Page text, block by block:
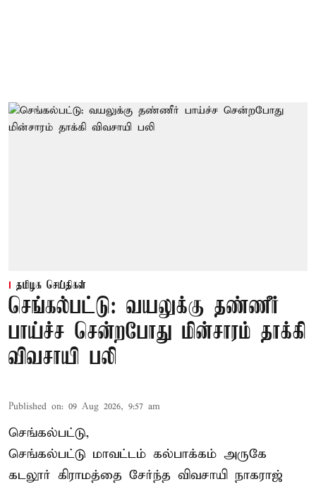
தமிழக செய்திகள்
செங்கல்பட்டு: வயலுக்கு தண்ணீர்
பாய்ச்ச சென்றபோது மின்சாரம் தாக்கி
விவசாயி பலி
Published on: 09 Aug 2026, 9:57 am
செங்கல்பட்டு,
செங்கல்பட்டு மாவட்டம் கல்பாக்கம் அருகே
கடலூர் கிராமத்தை சேர்ந்த விவசாயி நாகராஜ்